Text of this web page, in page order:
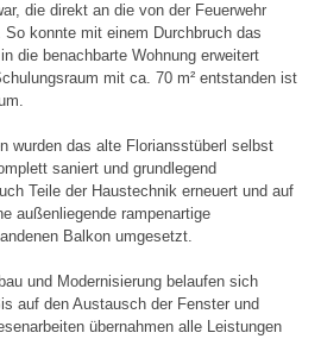
die direkt an die von der Feuerwehr
konnte mit einem Durchbruch das
die benachbarte Wohnung erweitert
mit ca. 70 m² entstanden ist
wurden das alte Floriansstüberl selbst
saniert und grundlegend
Teile der Haustechnik erneuert und auf
außenliegende rampenartige
Balkon umgesetzt.
und Modernisierung belaufen sich
auf den Austausch der Fenster und
übernahmen alle Leistungen